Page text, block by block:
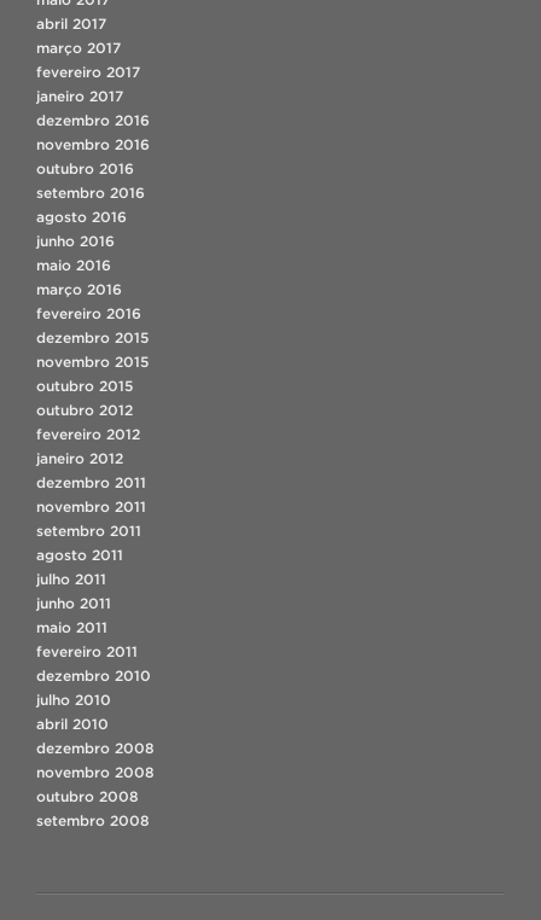
abril 2017
março 2017
fevereiro 2017
janeiro 2017
dezembro 2016
novembro 2016
outubro 2016
setembro 2016
agosto 2016
junho 2016
maio 2016
março 2016
fevereiro 2016
dezembro 2015
novembro 2015
outubro 2015
outubro 2012
fevereiro 2012
janeiro 2012
dezembro 2011
novembro 2011
setembro 2011
agosto 2011
julho 2011
junho 2011
maio 2011
fevereiro 2011
dezembro 2010
julho 2010
abril 2010
dezembro 2008
novembro 2008
outubro 2008
setembro 2008